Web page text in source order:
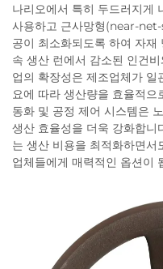
나리오에서 특히 두드러지게
사용하고 근사망형(near-
공이 최소화되도록 하여 자재
속 생산 런에서 감소된 인건
업의 확장성은 제조업체가
요에 따라 생산량을 효율적
동화 및 공정 제어 시스템은
생산 효율성을 더욱 강화합니
는 생산 비용을 최적화하면
업체들에게 매력적인 옵션이